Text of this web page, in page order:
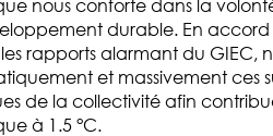
nous conforte dans la
durable. En accord
les rapports alarmant du GIEC,
et massivement ces
de la collectivité afin
à 1.5 °C.